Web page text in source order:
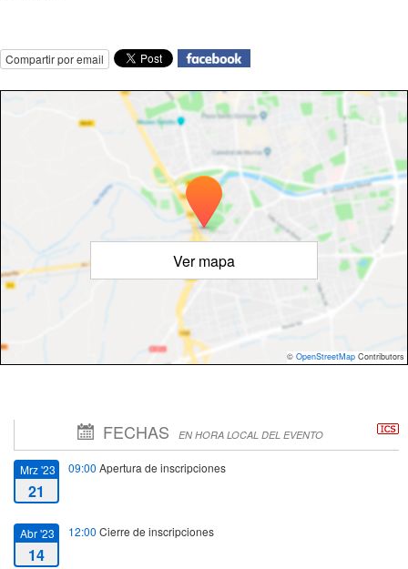
Compartir por email
Ver mapa
© OpenStreetMap Contributors
FECHAS EN HORA LOCAL DEL EVENTO
Mrz '23
21
09:00 Apertura de inscripciones
Abr '23
14
12:00 Cierre de inscripciones